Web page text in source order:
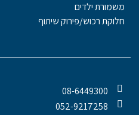
משמורת ילדים
חלוקת רכוש/פירוק שיתוף
08-6449300
052-9217258